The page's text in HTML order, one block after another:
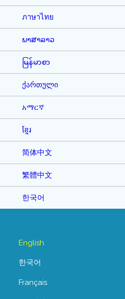
ภาษาไทย
ພາສາລາວ
မြန်မာစာ
ქართული
አማርኛ
ខ្មែរ
简体中文
繁體中文
한국어
English
한국어
Français